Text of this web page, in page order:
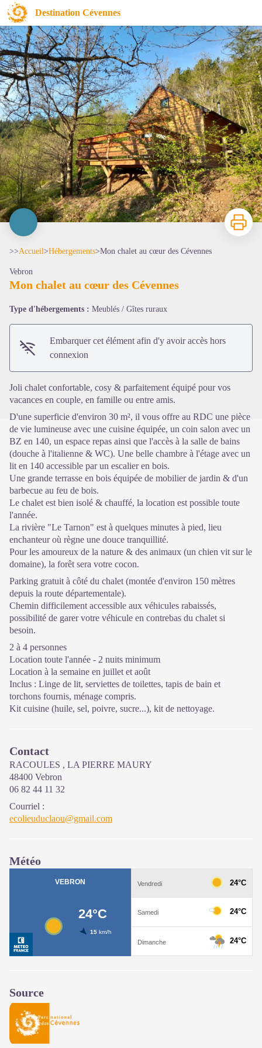
Destination Cévennes
Mon chalet au cœur des Cévennes
Voir l'image en plein écran
Imprimer
>>Accueil>Hébergements>Mon chalet au cœur des Cévennes
Vebron
Mon chalet au cœur des Cévennes
Type d'hébergements : Meublés / Gîtes ruraux
Embarquer cet élément afin d'y avoir accès hors
connexion
Joli chalet confortable, cosy & parfaitement équipé pour vos
vacances en couple, en famille ou entre amis.
D'une superficie d'environ 30 m², il vous offre au RDC une pièce
de vie lumineuse avec une cuisine équipée, un coin salon avec un
BZ en 140, un espace repas ainsi que l'accès à la salle de bains
(douche à l'italienne & WC). Une belle chambre à l'étage avec un
lit en 140 accessible par un escalier en bois.
Une grande terrasse en bois équipée de mobilier de jardin & d'un
barbecue au feu de bois.
Le chalet est bien isolé & chauffé, la location est possible toute
l'année.
La rivière "Le Tarnon" est à quelques minutes à pied, lieu
enchanteur où règne une douce tranquillité.
Pour les amoureux de la nature & des animaux (un chien vit sur le
domaine), la forêt sera votre cocon.
Parking gratuit à côté du chalet (montée d'environ 150 mètres
depuis la route départementale).
Chemin difficilement accessible aux véhicules rabaissés,
possibilité de garer votre véhicule en contrebas du chalet si
besoin.
2 à 4 personnes
Location toute l'année - 2 nuits minimum
Location à la semaine en juillet et août
Inclus : Linge de lit, serviettes de toilettes, tapis de bain et
torchons fournis, ménage compris.
Kit cuisine (huile, sel, poivre, sucre...), kit de nettoyage.
Contact
RACOULES , LA PIERRE MAURY
48400 Vebron
06 82 44 11 32
Courriel :
ecolieuduclaou@gmail.com
Météo
Source